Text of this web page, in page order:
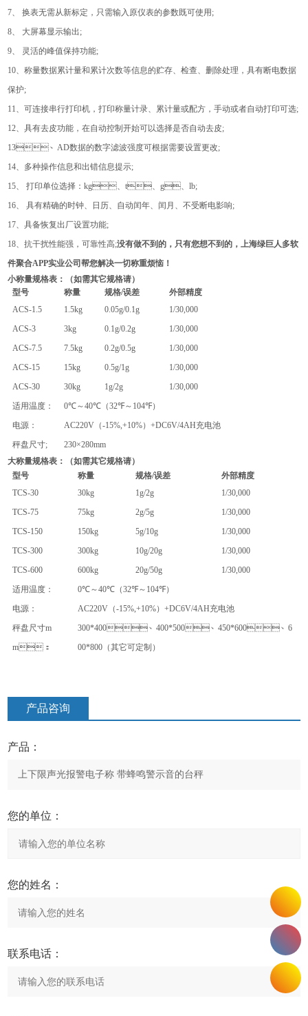
7、 换表无需从新标定，只需输入原仪表的参数既可使用;
8、 大屏幕显示输出;
9、 灵活的峰值保持功能;
10、称量数据累计量和累计次数等信息的贮存、检查、删除处理，具有断电数据
保护;
11、可连接串行打印机，打印称量计录、累计量或配方，手动或者自动打印可选;
12、具有去皮功能，在自动控制开始可以选择是否自动去皮;
13、AD数据的数字滤波强度可根据需要设置更改;
14、多种操作信息和出错信息提示;
15、 打印单位选择：kg、t、g、lb;
16、 具有精确的时钟、日历、自动闰年、闰月、不受断电影响;
17、具备恢复出厂设置功能;
18、抗干扰性能强，可靠性高;没有做不到的，只有您想不到的，上海绿巨人多软
件聚合APP实业公司帮您解决一切称重烦恼！
小称量规格表：（如需其它规格请）
型号
称量 规格/误差
外部精度
ACS-1.5 1.5kg 0.05g/0.1g
1/30,000
ACS-3 3kg 0.1g/0.2g
1/30,000
ACS-7.5 7.5kg 0.2g/0.5g
1/30,000
ACS-15 15kg 0.5g/1g
1/30,000
ACS-30 30kg 1g/2g
1/30,000
适用温度：
0℃～40℃（32℉～ 104℉）
电源：
AC220V（-15%,+10%）+DC6V/4AH充电池
秤盘尺寸; 230×280mm
大称量规格表：（如需其它规格请）
型号
称量 规格/误差
外部精度
TCS-30 30kg 1g/2g
1/30,000
TCS-75 75kg 2g/5g
1/30,000
TCS-150 150kg 5g/10g
1/30,000
TCS-300 300kg 10g/20g
1/30,000
TCS-600 600kg 20g/50g
1/30,000
适用温度：
0℃～40℃（32℉～ 104℉）
电源：
AC220V（-15%,+10%）+DC6V/4AH充电池
秤盘尺寸m
m：
300*400、400*500、450*600、6
00*800 （其它可定制）
产品咨询
产品：
您的单位：
您的姓名：
联系电话：